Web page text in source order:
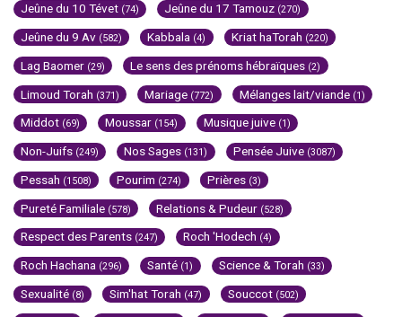
Jeûne du 10 Tévet (74) Jeûne du 17 Tamouz (270)
Jeûne du 9 Av (582) Kabbala (4) Kriat haTorah (220)
Lag Baomer (29) Le sens des prénoms hébraïques (2)
Limoud Torah (371) Mariage (772) Mélanges lait/viande (1)
Middot (69) Moussar (154) Musique juive (1)
Non-Juifs (249) Nos Sages (131) Pensée Juive (3087)
Pessah (1508) Pourim (274) Prières (3)
Pureté Familiale (578) Relations & Pudeur (528)
Respect des Parents (247) Roch 'Hodech (4)
Roch Hachana (296) Santé (1) Science & Torah (33)
Sexualité (8) Sim'hat Torah (47) Souccot (502)